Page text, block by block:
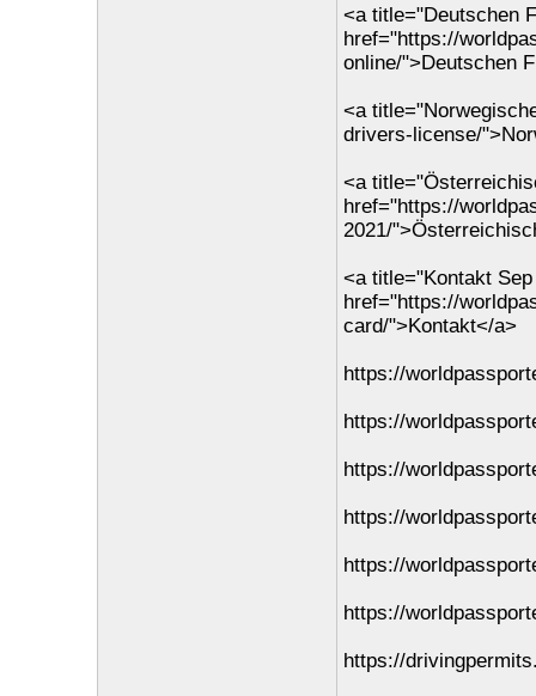
<a title="Deutschen
href="https://
online/">Deutschen
<a
drivers-license/
<a
href="https://
2021/
<a title="Kontakt
href="https://
card/">Kontakt</a>
https://
https://
https://
https://
https://
https://
https://